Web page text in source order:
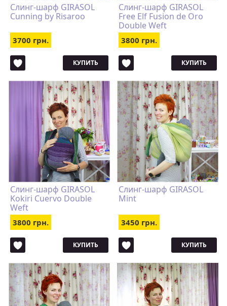
Слинг-шарф GIRASOL
Cunning by Risaroo
3700 грн.
КУПИТЬ
Слинг-шарф GIRASOL
Free Elf Fusion de Oro
Double Weft
3800 грн.
КУПИТЬ
Слинг-шарф GIRASOL
Kokiri Cuervo Double
Weft
3800 грн.
КУПИТЬ
Слинг-шарф GIRASOL
Mint
3450 грн.
КУПИТЬ